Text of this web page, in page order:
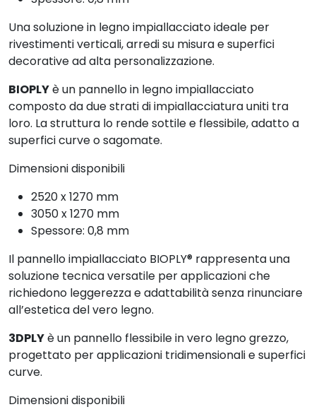
Una soluzione in legno impiallacciato ideale per
rivestimenti verticali, arredi su misura e superfici
decorative ad alta personalizzazione.
BIOPLYè un pannello in legno impiallacciato
composto da due strati di impiallacciatura uniti tra
loro. La struttura lo rende sottile e flessibile, adatto a
superfici curve o sagomate.
Dimensioni disponibili
2520 x 1270 mm
3050 x 1270 mm
Spessore: 0,8 mm
Il pannello impiallacciato BIOPLY® rappresenta una
soluzione tecnica versatile per applicazioni che
richiedono leggerezza e adattabilità senza rinunciare
all’estetica del vero legno.
3DPLYè un pannello flessibile in vero legno grezzo,
progettato per applicazioni tridimensionali e superfici
curve.
Dimensioni disponibili